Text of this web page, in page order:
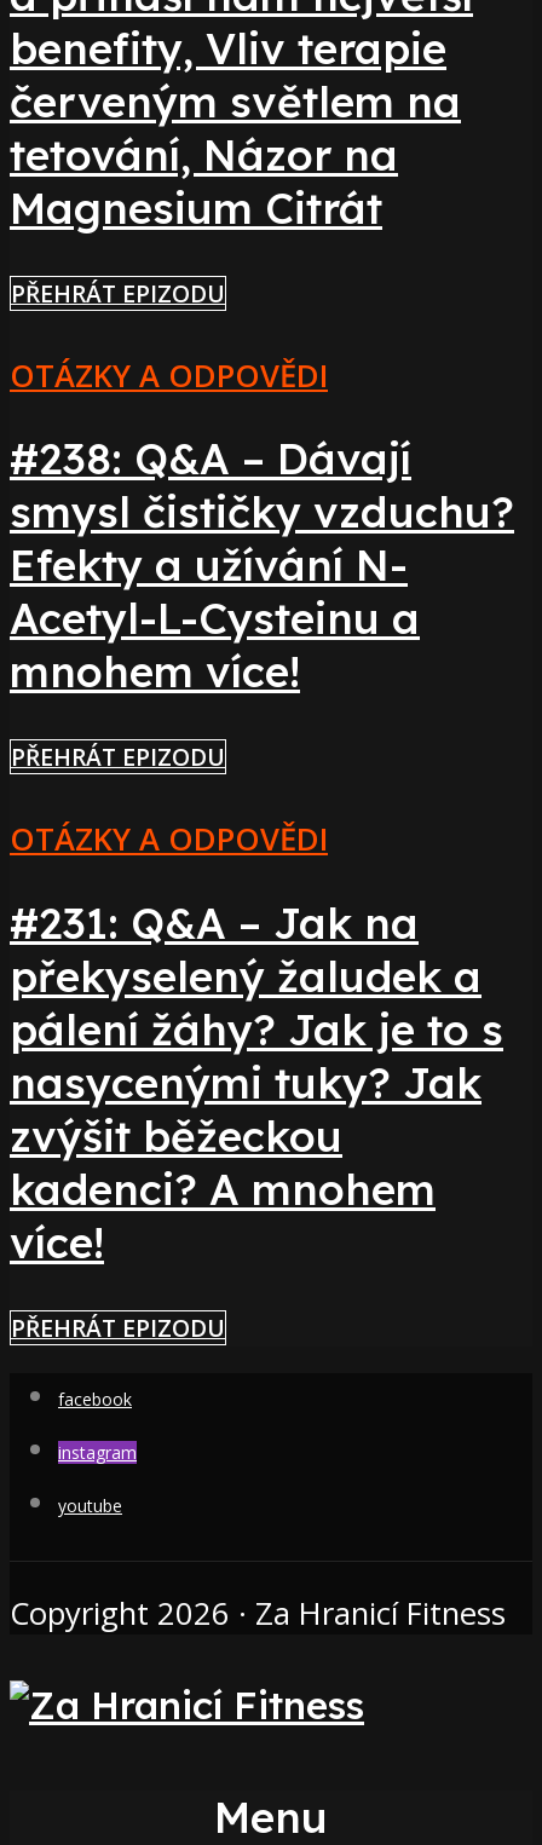
benefity, Vliv terapie
červeným světlem na
tetování, Názor na
Magnesium Citrát
PŘEHRÁT EPIZODU
OTÁZKY A ODPOVĚDI
#238: Q&A – Dávají
smysl čističky vzduchu?
Efekty a užívání N-
Acetyl-L-Cysteinu a
mnohem více!
PŘEHRÁT EPIZODU
OTÁZKY A ODPOVĚDI
#231: Q&A – Jak na
překyselený žaludek a
pálení žáhy? Jak je to s
nasycenými tuky? Jak
zvýšit běžeckou
kadenci? A mnohem
více!
PŘEHRÁT EPIZODU
facebook
instagram
youtube
Copyright 2026 · Za Hranicí Fitness
Menu